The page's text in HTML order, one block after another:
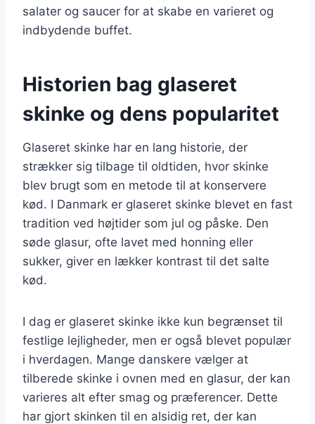
salater og saucer for at skabe en varieret og
indbydende buffet.
Historien bag glaseret
skinke og dens popularitet
Glaseret skinke har en lang historie, der
strækker sig tilbage til oldtiden, hvor skinke
blev brugt som en metode til at konservere
kød. I Danmark er glaseret skinke blevet en fast
tradition ved højtider som jul og påske. Den
søde glasur, ofte lavet med honning eller
sukker, giver en lækker kontrast til det salte
kød.
I dag er glaseret skinke ikke kun begrænset til
festlige lejligheder, men er også blevet populær
i hverdagen. Mange danskere vælger at
tilberede skinke i ovnen med en glasur, der kan
varieres alt efter smag og præferencer. Dette
har gjort skinken til en alsidig ret, der kan